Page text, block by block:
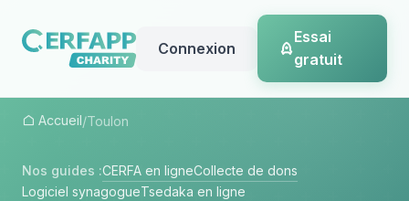
Connexion
Essai
gratuit
Accueil/Toulon
Nos guides :CERFA en ligneCollecte de dons
Logiciel synagogueTsedaka en ligne